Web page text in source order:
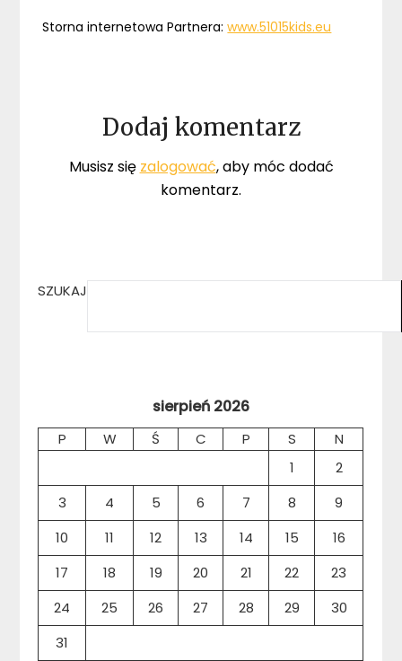
Storna internetowa Partnera:www.51015kids.eu
Dodaj komentarz
Musisz się zalogować, aby móc dodać
komentarz.
SZUKAJ
sierpień 2026
P W Ś C P S
N
1
2
3
4 5 6 7 8
9
10
11 12 13 14 15
16
17
18 19 20 21 22
23
24
25 26 27 28 29
30
31